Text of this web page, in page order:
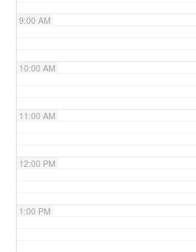
9:00 AM
10:00 AM
11:00 AM
12:00 PM
1:00 PM